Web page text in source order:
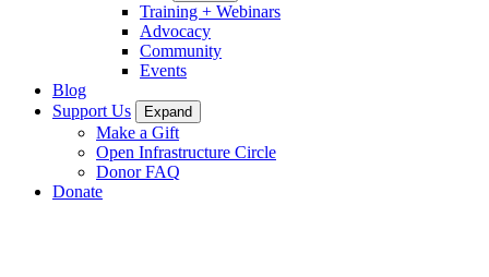
Training + Webinars
Advocacy
Community
Events
Blog
Support Us
Expand
Make a Gift
Open Infrastructure Circle
Donor FAQ
Donate